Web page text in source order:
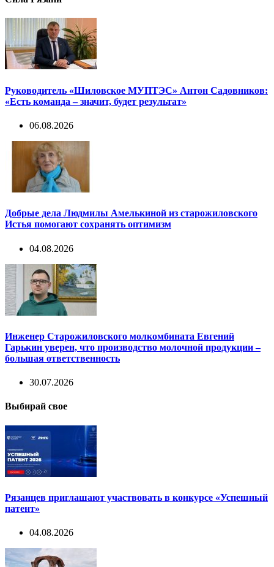
Руководитель «Шиловское МУПТЭС» Антон Садовников:
«Есть команда – значит, будет результат»
06.08.2026
Добрые дела Людмилы Амелькиной из старожиловского
Истья помогают сохранять оптимизм
04.08.2026
Инженер Старожиловского молкомбината Евгений
Гарькин уверен, что производство молочной продукции –
большая ответственность
30.07.2026
Выбирай свое
Рязанцев приглашают участвовать в конкурсе «Успешный
патент»
04.08.2026